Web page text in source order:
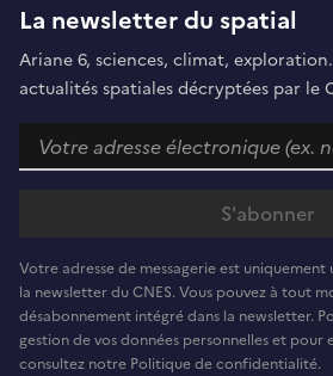
La newsletter du spatial
Ariane 6, sciences, climat,
actualités spatiales décryptées par le
Votre adresse de messagerie est
la newsletter du CNES. Vous pouvez à tout
désabonnement intégré dans la newsletter.
gestion de vos données personnelles et pour
consultez notre Politique de confidentialité.